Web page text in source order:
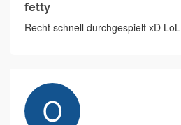
fetty
Recht schnell durchgespielt xD LoL